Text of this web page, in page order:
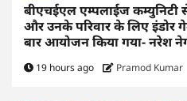
बीएचईएल एम्पलाईज कम्युनिटी
और उनके परिवार के लिए
बार आयोजन किया गया- नरेश
19 hours ago Pramod Kumar